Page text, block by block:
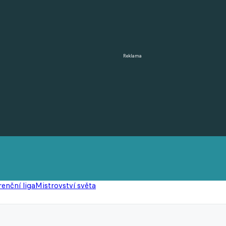
Reklama
ligaMistrovství světa